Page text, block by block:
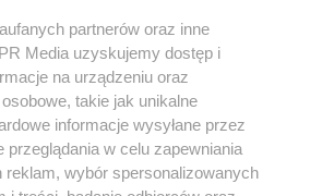
w serwisie nie może być powielany i
rozpowszechniany w jakikolwiek sposób
lub mechaniczny) na jakimkolwiek polu
formie, włącznie z umieszczaniem w
właściciela praw. Jakiekolwiek użycie
w całości lub w części z naruszeniem
zgody, jest zabronione pod groźbą kary i
partnerów oraz inne
Media uzyskujemy dostęp i
na urządzeniu oraz
takie jak unikalne
informacje wysyłane przez
przeglądania w celu zapewniania
reklam, wybór spersonalizowanych